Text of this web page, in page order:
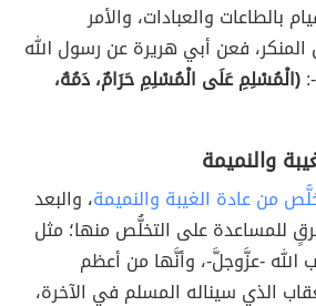
بالطاعات والعبادات، والأمر
فعن أبي هريرة عن رسول الله
:(الْمُسْلِمِ عَلَى الْمُسْلِمِ حَرَامٌ، دَمُهُ،
والنميمة
من عادة الغيبة والنميمة، والبعد
للمساعدة على التخلُّص منها؛ مثل
الله -عزَّوجلَّ-، وأنَّها من أعظم
الذي سيناله المسلم في الآخرة،